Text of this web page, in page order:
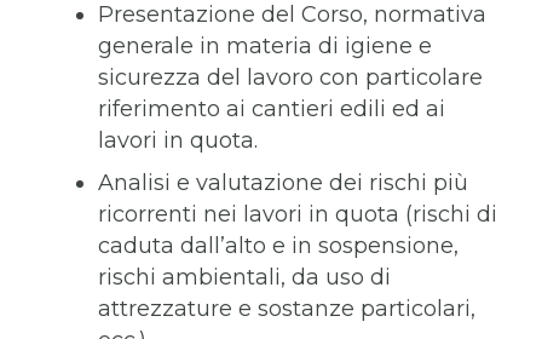
Presentazione del Corso, normativa
generale in materia di igiene e
sicurezza del lavoro con particolare
riferimento ai cantieri edili ed ai
lavori in quota.
Analisi e valutazione dei rischi più
ricorrenti nei lavori in quota (rischi di
caduta dall’alto e in sospensione,
rischi ambientali, da uso di
attrezzature e sostanze particolari,